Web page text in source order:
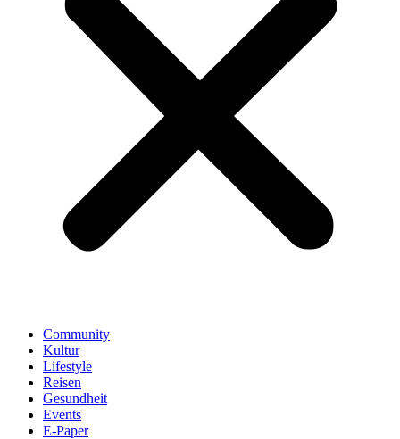
Community
Kultur
Lifestyle
Reisen
Gesundheit
Events
E-Paper